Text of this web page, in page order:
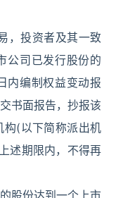
，投资者及其一致
公司已发行股份的
内编制权益变动报
书面报告，抄报该
构(以下简称派出机
述期限内，不得再
股份达到一个上市